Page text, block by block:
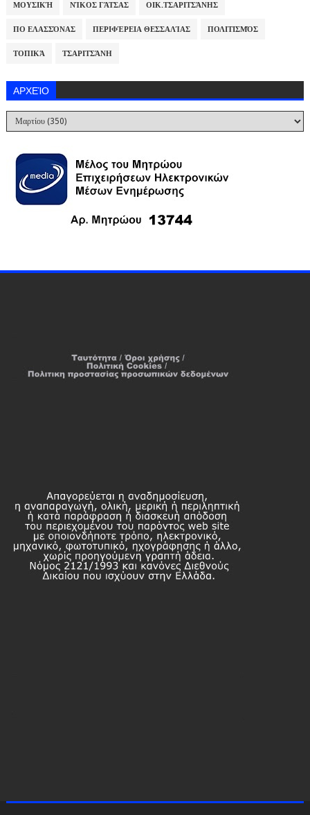
ΜΟΥΣΙΚΉ ΝΊΚΟΣ ΓΆΤΣΑΣ ΟΙΚ.ΤΣΑΡΙΤΣΆΝΗΣ
ΠΟ ΕΛΑΣΣΌΝΑΣ ΠΕΡΙΦΈΡΕΙΑ ΘΕΣΣΑΛΊΑΣ ΠΟΛΙΤΙΣΜΌΣ
ΤΟΠΙΚΆ ΤΣΑΡΙΤΣΆΝΗ
ΑΡΧΕΊΟ